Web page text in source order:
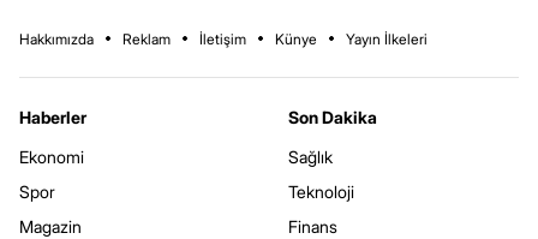
Hakkımızda Reklam İletişim Künye Yayın İlkeleri
Haberler
Ekonomi
Spor
Magazin
Son Dakika
Sağlık
Teknoloji
Finans